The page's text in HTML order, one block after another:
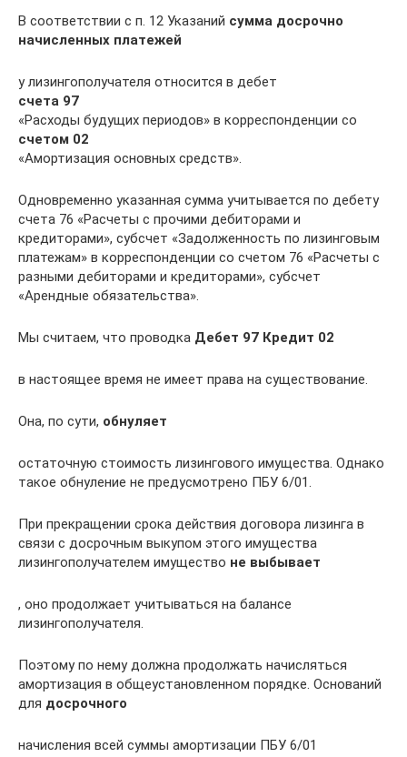
В соответствии с п. 12 Указаний сумма досрочно
начисленных платежей
у лизингополучателя относится в дебет
счета 97
«Расходы будущих периодов» в корреспонденции со
счетом 02
«Амортизация основных средств».
Одновременно указанная сумма учитывается по дебету
счета 76 «Расчеты с прочими дебиторами и
кредиторами», субсчет «Задолженность по лизинговым
платежам» в корреспонденции со счетом 76 «Расчеты с
разными дебиторами и кредиторами», субсчет
«Арендные обязательства».
Мы считаем, что проводка Дебет 97 Кредит 02
в настоящее время не имеет права на существование.
Она, по сути, обнуляет
остаточную стоимость лизингового имущества. Однако
такое обнуление не предусмотрено ПБУ 6/01.
При прекращении срока действия договора лизинга в
связи с досрочным выкупом этого имущества
лизингополучателем имущество не выбывает
, оно продолжает учитываться на балансе
лизингополучателя.
Поэтому по нему должна продолжать начисляться
амортизация в общеустановленном порядке. Оснований
для досрочного
начисления всей суммы амортизации ПБУ 6/01